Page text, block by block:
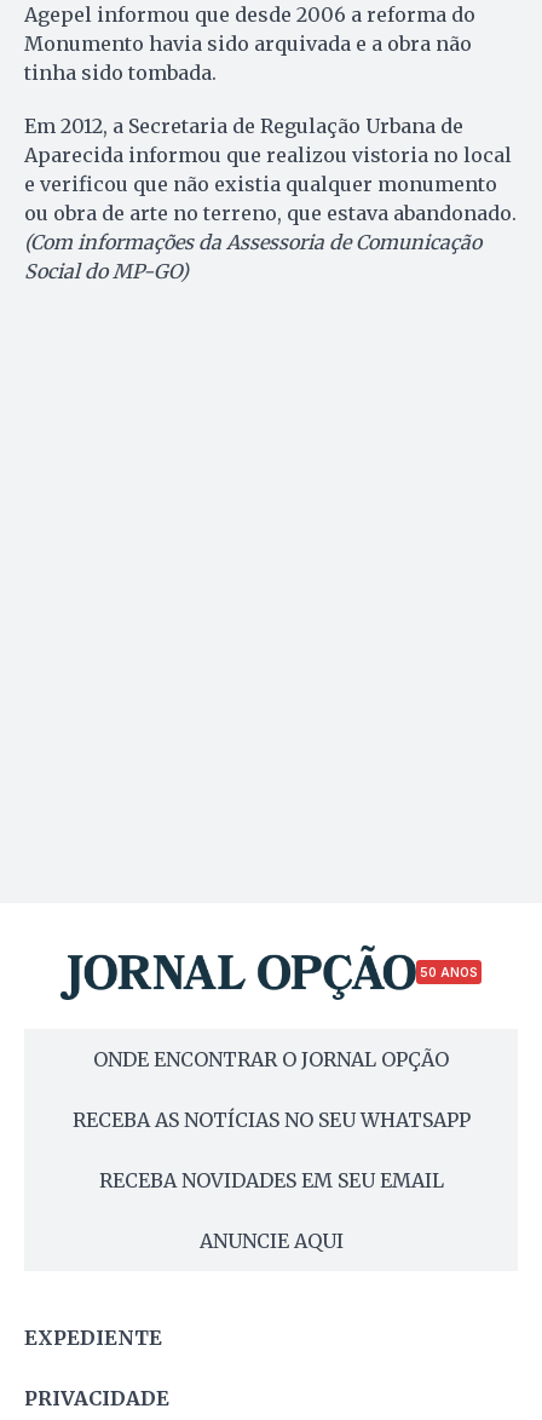
Agepel informou que desde 2006 a reforma do
Monumento havia sido arquivada e a obra não
tinha sido tombada.
Em 2012, a Secretaria de Regulação Urbana de
Aparecida informou que realizou vistoria no local
e verificou que não existia qualquer monumento
ou obra de arte no terreno, que estava abandonado.
(Com informações da Assessoria de Comunicação
Social do MP-GO)
50 ANOS
ONDE ENCONTRAR O JORNAL OPÇÃO
RECEBA AS NOTÍCIAS NO SEU WHATSAPP
RECEBA NOVIDADES EM SEU EMAIL
ANUNCIE AQUI
EXPEDIENTE
PRIVACIDADE